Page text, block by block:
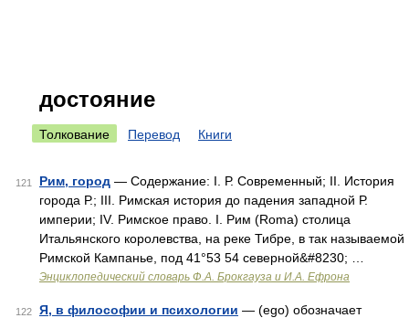
достояние
Толкование Перевод Книги
121 Рим, город — Содержание: I. Р. Современный; II. История
города Р.; III. Римская история до падения западной Р.
империи; IV. Римское право. I. Рим (Roma) столица
Итальянского королевства, на реке Тибре, в так называемой
Римской Кампанье, под 41°53 54 северной&#8230; …
Энциклопедический словарь Ф.А. Брокгауза и И.А. Ефрона
122 Я, в философии и психологии — (ego) обозначает